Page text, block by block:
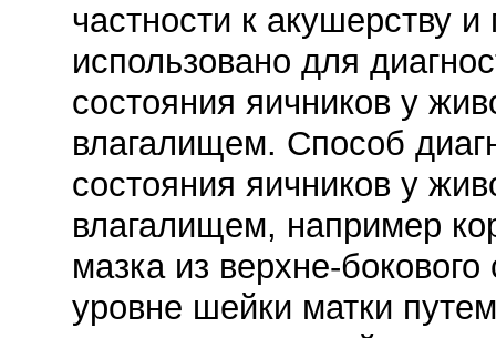
частности к акушерству
использовано для
состояния яичников у
влагалищем. Способ
состояния яичников у
влагалищем, например
мазка из верхне-
уровне шейки матки